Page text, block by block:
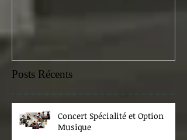
Posts Récents
Concert Spécialité et Option
Musique